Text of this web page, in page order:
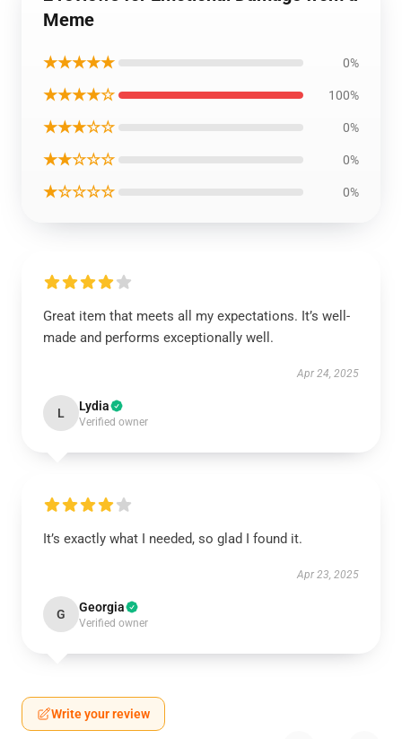
Meme
★★★★★ 0%
★★★★☆ 100%
★★★☆☆ 0%
★★☆☆☆ 0%
★☆☆☆☆ 0%
Great item that meets all my expectations. It’s well-
made and performs exceptionally well.
Apr 24, 2025
L Lydia
Verified owner
It’s exactly what I needed, so glad I found it.
Apr 23, 2025
G Georgia
Verified owner
Write your review